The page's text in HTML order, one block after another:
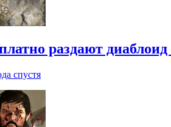
раздают диаблоид
спустя